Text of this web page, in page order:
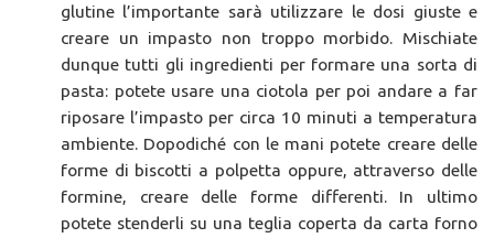
glutine l’importante sarà utilizzare le dosi giuste e
creare un impasto non troppo morbido. Mischiate
dunque tutti gli ingredienti per formare una sorta di
pasta: potete usare una ciotola per poi andare a far
riposare l’impasto per circa 10 minuti a temperatura
ambiente. Dopodiché con le mani potete creare delle
forme di biscotti a polpetta oppure, attraverso delle
formine, creare delle forme differenti. In ultimo
potete stenderli su una teglia coperta da carta forno